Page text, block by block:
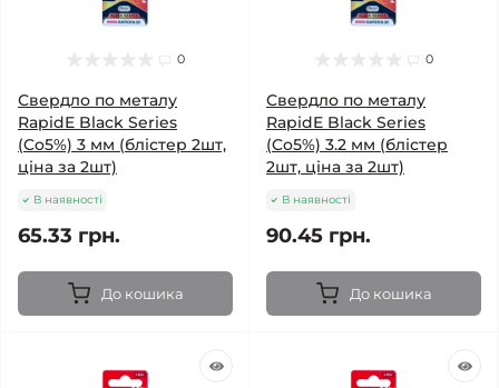
0
Свердло по металу
RapidE Black Series
(Co5%) 3 мм (блістер 2шт,
ціна за 2шт)
В наявності
65.33 грн.
До кошика
0
Свердло по металу
RapidE Black Series
(Co5%) 3.2 мм (блістер
2шт, ціна за 2шт)
В наявності
90.45 грн.
До кошика